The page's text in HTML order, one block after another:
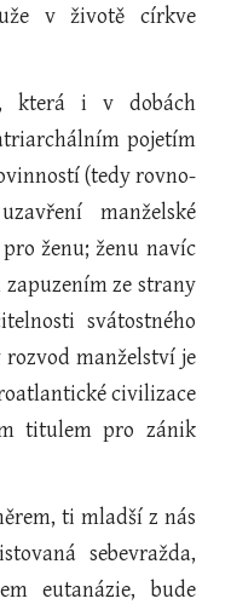
v životě církve
která i v dobách
pojetím
(tedy rovno-
manželské
ženu; ženu navíc
ze strany
svátostného
manželství je
civilizace
titulem pro zánik
ti mladší z nás
sebevražda,
eutanázie, bude